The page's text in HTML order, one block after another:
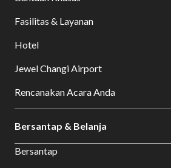
Fasilitas & Layanan
Hotel
Jewel Changi Airport
Rencanakan Acara Anda
Bersantap & Belanja
Bersantap